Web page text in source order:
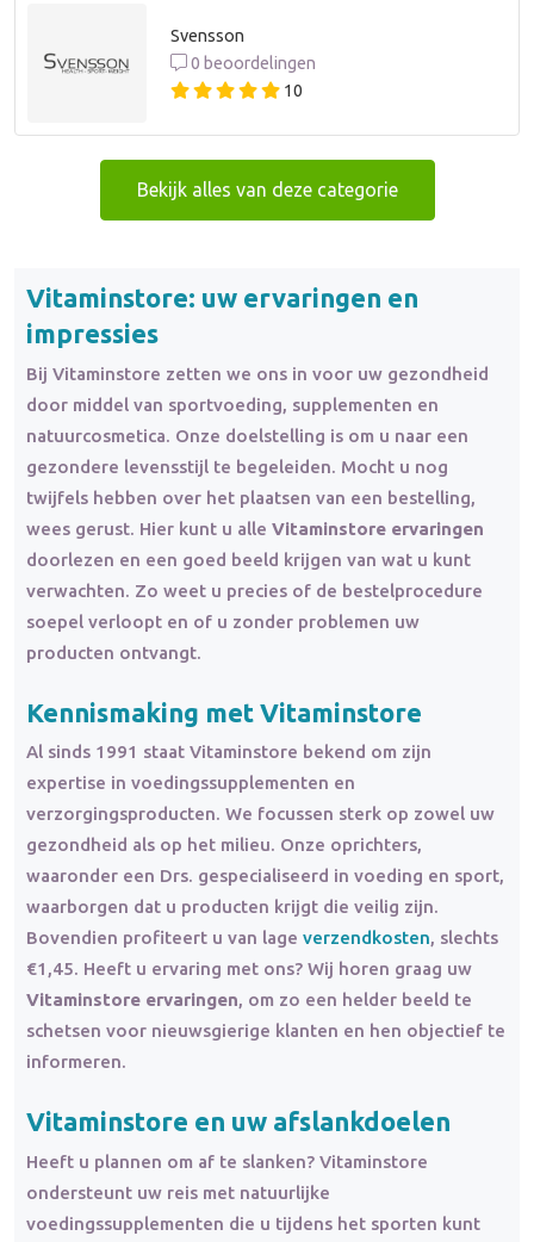
Svensson
0 beoordelingen
10
Bekijk alles van deze categorie
Vitaminstore: uw ervaringen en
impressies
Bij Vitaminstore zetten we ons in voor uw gezondheid
door middel van sportvoeding, supplementen en
natuurcosmetica. Onze doelstelling is om u naar een
gezondere levensstijl te begeleiden. Mocht u nog
twijfels hebben over het plaatsen van een bestelling,
wees gerust. Hier kunt u alle Vitaminstore ervaringen
doorlezen en een goed beeld krijgen van wat u kunt
verwachten. Zo weet u precies of de bestelprocedure
soepel verloopt en of u zonder problemen uw
producten ontvangt.
Kennismaking met Vitaminstore
Al sinds 1991 staat Vitaminstore bekend om zijn
expertise in voedingssupplementen en
verzorgingsproducten. We focussen sterk op zowel uw
gezondheid als op het milieu. Onze oprichters,
waaronder een Drs. gespecialiseerd in voeding en sport,
waarborgen dat u producten krijgt die veilig zijn.
Bovendien profiteert u van lage verzendkosten, slechts
€1,45. Heeft u ervaring met ons? Wij horen graag uw
Vitaminstore ervaringen, om zo een helder beeld te
schetsen voor nieuwsgierige klanten en hen objectief te
informeren.
Vitaminstore en uw afslankdoelen
Heeft u plannen om af te slanken? Vitaminstore
ondersteunt uw reis met natuurlijke
voedingssupplementen die u tijdens het sporten kunt